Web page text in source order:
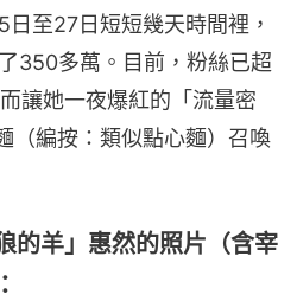
至27日短短幾天時間裡，
350多萬。目前，粉絲已超
讓她一夜爆紅的「流量密
（編按：類似點心麵）召喚
的羊」惠然的照片（含宰